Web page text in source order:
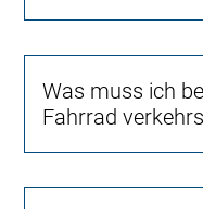
Was muss ich
Fahrrad